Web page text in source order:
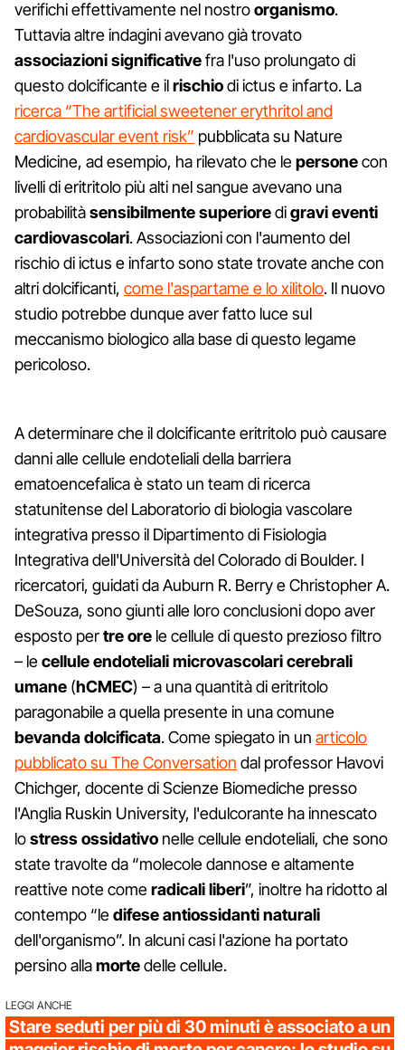
verifichi effettivamente nel nostroorganismo.
Tuttavia altre indagini avevano già trovato
associazioni significativefra l'uso prolungato di
questo dolcificante e ilrischiodi ictus e infarto. La
ricerca “The artificial sweetener erythritol and
cardiovascular event risk” pubblicata su Nature
Medicine, ad esempio, ha rilevato che lepersonecon
livelli di eritritolo più alti nel sangue avevano una
probabilitàsensibilmente superioredigravi eventi
cardiovascolari. Associazioni con l'aumento del
rischio di ictus e infarto sono state trovate anche con
altri dolcificanti, come l'aspartame e lo xilitolo. Il nuovo
studio potrebbe dunque aver fatto luce sul
meccanismo biologico alla base di questo legame
pericoloso.
A determinare che il dolcificante eritritolo può causare
danni alle cellule endoteliali della barriera
ematoencefalica è stato un team di ricerca
statunitense del Laboratorio di biologia vascolare
integrativa presso il Dipartimento di Fisiologia
Integrativa dell'Università del Colorado di Boulder. I
ricercatori, guidati da Auburn R. Berry e Christopher A.
DeSouza, sono giunti alle loro conclusioni dopo aver
esposto pertre ore le cellule di questo prezioso filtro
– lecellule endoteliali microvascolari cerebrali
umane (hCMEC) – a una quantità di eritritolo
paragonabile a quella presente in una comune
bevanda dolcificata. Come spiegato in un articolo
pubblicato su The Conversation dal professor Havovi
Chichger, docente di Scienze Biomediche presso
l'Anglia Ruskin University, l'edulcorante ha innescato
lostress ossidativo nelle cellule endoteliali, che sono
state travolte da “molecole dannose e altamente
reattive note comeradicali liberi”, inoltre ha ridotto al
contempo “ledifese antiossidanti naturali
dell'organismo”. In alcuni casi l'azione ha portato
persino allamortedelle cellule.
LEGGI ANCHE
Stare seduti per più di 30 minuti è associato a un